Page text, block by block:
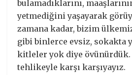
bulamadıklarını,
yetmediğini yaşayarak
zamana kadar, bizim
gibi binlerce evsiz, sokakta
kitleler yok diye övünürdük.
tehlikeyle karşı karşıyayız.